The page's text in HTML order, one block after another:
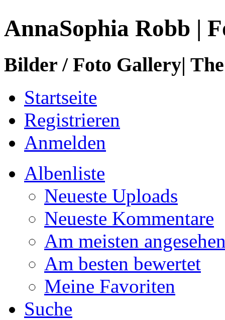
AnnaSophia Robb |
Bilder / Foto Gallery|
Startseite
Registrieren
Anmelden
Albenliste
Neueste Uploads
Neueste Kommentare
Am meisten
Am besten bewertet
Meine Favoriten
Suche